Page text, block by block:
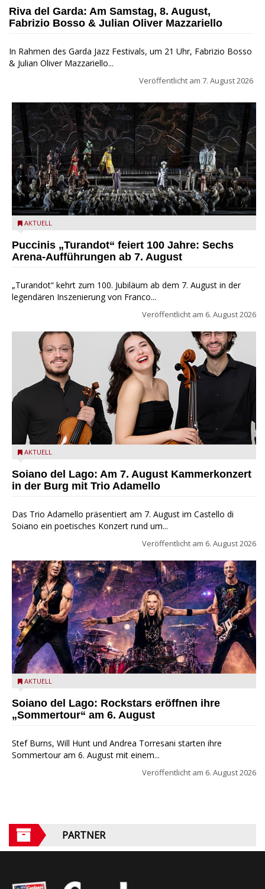
Riva del Garda: Am Samstag, 8. August,
Fabrizio Bosso & Julian Oliver Mazzariello
In Rahmen des Garda Jazz Festivals, um 21 Uhr, Fabrizio Bosso
& Julian Oliver Mazzariello...
Veröffentlicht am 7. August 2026
Turandot in der Arena von Verona - Ennevi für Fondazione
AKTUELL
Puccinis „Turandot“ feiert 100 Jahre: Sechs
Arena-Aufführungen ab 7. August
„Turandot“ kehrt zum 100. Jubiläum ab dem 7. August in der
legendären Inszenierung von Franco...
Veröffentlicht am 6. August 2026
Trio Adamello
AKTUELL
Soiano del Lago: Am 7. August Kammerkonzert
in der Burg mit Trio Adamello
Das Trio Adamello präsentiert am 7. August im Castello di
Soiano ein poetisches Konzert rund um...
Veröffentlicht am 6. August 2026
Stef Burns, Will Hunt und Andrea Torresani im Summer Rock
AKTUELL
Soiano del Lago: Rockstars eröffnen ihre
„Sommertour“ am 6. August
Stef Burns, Will Hunt und Andrea Torresani starten ihre
Sommertour am 6. August mit einem...
Veröffentlicht am 6. August 2026
PARTNER